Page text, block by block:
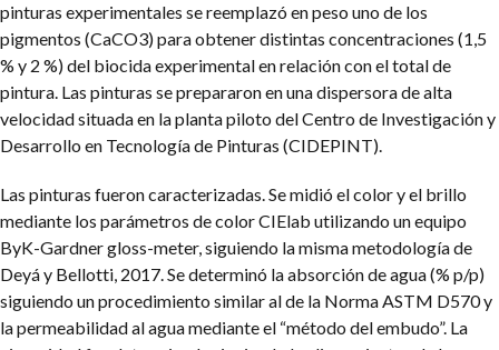
pinturas experimentales se reemplazó en peso uno de los
pigmentos (CaCO3) para obtener distintas concentraciones (1,5
% y 2 %) del biocida experimental en relación con el total de
pintura. Las pinturas se prepararon en una dispersora de alta
velocidad situada en la planta piloto del Centro de Investigación y
Desarrollo en Tecnología de Pinturas (CIDEPINT).
Las pinturas fueron caracterizadas. Se midió el color y el brillo
mediante los parámetros de color CIElab utilizando un equipo
ByK-Gardner gloss-meter, siguiendo la misma metodología de
Deyá y Bellotti, 2017. Se determinó la absorción de agua (% p/p)
siguiendo un procedimiento similar al de la Norma ASTM D570 y
la permeabilidad al agua mediante el “método del embudo”. La